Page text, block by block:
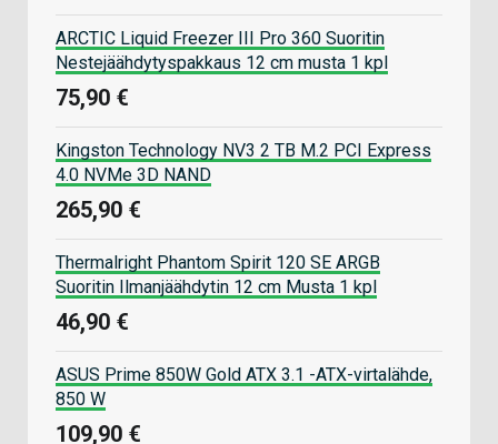
ARCTIC Liquid Freezer III Pro 360 Suoritin
Nestejäähdytyspakkaus 12 cm musta 1 kpl
75,90 €
Kingston Technology NV3 2 TB M.2 PCI Express
4.0 NVMe 3D NAND
265,90 €
Thermalright Phantom Spirit 120 SE ARGB
Suoritin Ilmanjäähdytin 12 cm Musta 1 kpl
46,90 €
ASUS Prime 850W Gold ATX 3.1 -ATX-virtalähde,
850 W
109,90 €